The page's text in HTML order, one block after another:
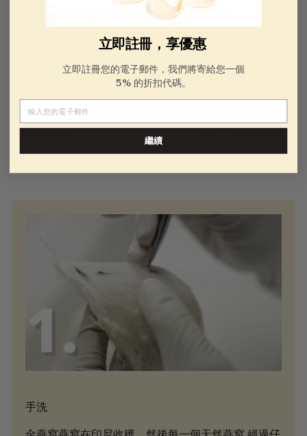
給媽媽還是特別的人，金燕窩 Simply Swift™速
燉燕窩盞 提供優質的品質和無與倫比的便利性。
金燕窩 簡單斯威夫™特
100%全天然正品 燕窩 • 100%不含防腐劑
手洗
立即註冊，享優惠
立即註冊您的電子郵件，我們將寄給您一個
5% 的折扣代碼。
電子郵件
繼續